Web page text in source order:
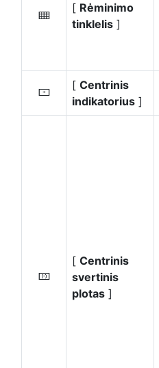
b
[ Rėminimo
tinklelis ]
F
[ Centrinis
indikatorius ]
G
[ Centrinis
svertinis
plotas ]